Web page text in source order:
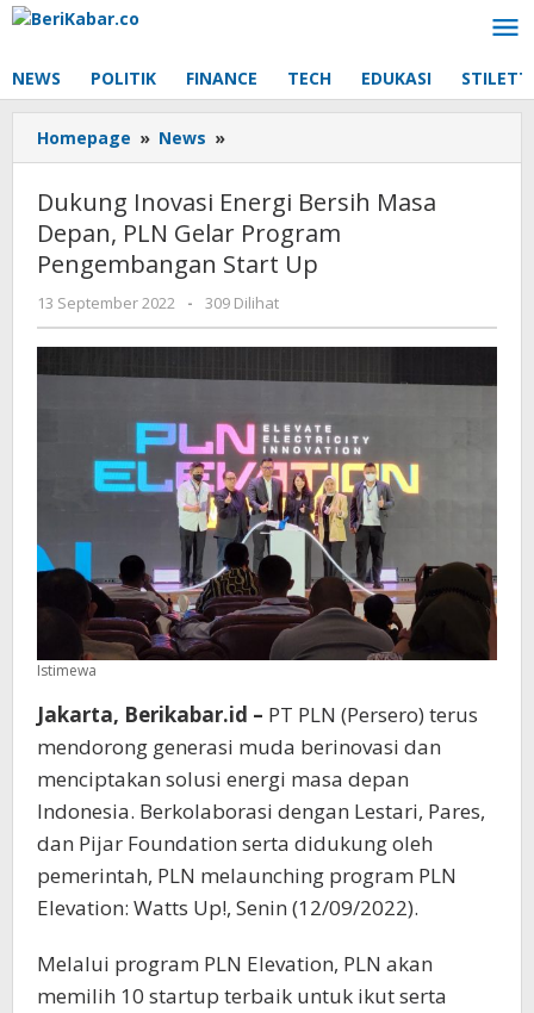
Lewati
NEWS POLITIK FINANCE TECH EDUKASI
Homepage » News »
Inovasi
Bersih
Masa
Depan,
Gelar
Program
Start
Dukung Inovasi Energi Bersih Masa
Depan, PLN Gelar Program
Pengembangan Start Up
13 September 2022
oleh
Beri
Kabar
- 309 Dilihat
Istimewa
Jakarta, Berikabar.id – PT PLN (Persero) terus
mendorong generasi muda berinovasi dan
menciptakan solusi energi masa depan
Indonesia. Berkolaborasi dengan Lestari, Pares,
dan Pijar Foundation serta didukung oleh
pemerintah, PLN melaunching program PLN
Elevation: Watts Up!, Senin (12/09/2022).
Melalui program PLN Elevation, PLN akan
memilih 10 startup terbaik untuk ikut serta